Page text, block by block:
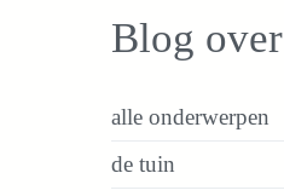
Blog over
alle onderwerpen
de tuin